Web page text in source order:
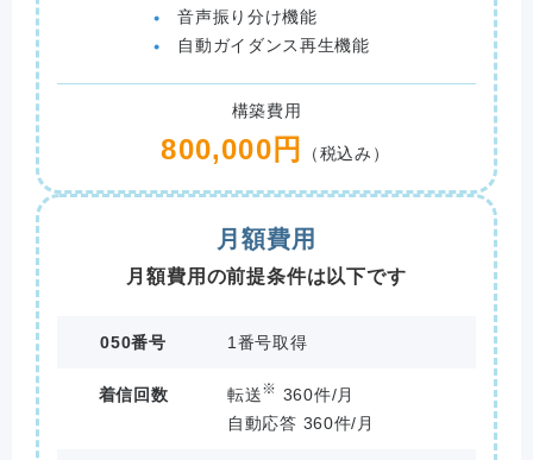
音声振り分け機能
自動ガイダンス再生機能
構築費用
800,000円 （税込み）
月額費用
月額費用の前提条件は以下です
050番号 1番号取得
着信回数 転送※ 360件/月
自動応答 360件/月